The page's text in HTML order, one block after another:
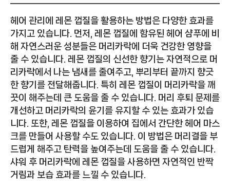
헤어 관리에 레몬 껍질을 활용하는 방법은 다양한 효과를
가지고 있습니다. 먼저, 레몬 껍질에 함유된 헤어 샴푸에 비
해 자연스러운 성분들은 머리카락에 더욱 건강한 영향을
줄 수 있습니다. 레몬 껍질의 신선한 향기는 자연적으로 머
리카락에서 나는 냄새를 줄여주고, 뿌리부터 끝까지 향긋
한 향기를 전달해줍니다. 특히 레몬 껍질이 머리카락을 깨
끗이 해주는데 큰 도움을 줄 수 있습니다. 머리 후퇴 문제를
개선하고 머리카락의 윤기를 유지할 수 있는 효과가 있습
니다. 또한, 레몬 껍질을 이용하여 집에서 간단한 헤어 마스
크를 만들어 사용할 수도 있습니다. 이 방법은 머리결을 부
드럽게 해주고 탄력을 높여주는데 도움을 줄 수 있습니다.
샤워 후 머리카락에 레몬 껍질을 사용하면 자연적인 반짝
거림과 보습 효과를 느낄 수 있습니다.